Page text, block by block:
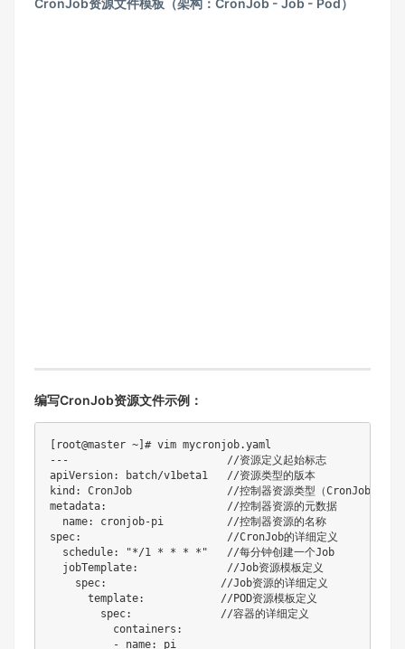
编写CronJob资源文件示例：
[root@master ~]# vim mycronjob.yaml
---                         //资源定义起始标志
apiVersion: batch/v1beta1   //资源类型的版本
kind: CronJob               //控制器资源类型（CronJob）
metadata:                   //控制器资源的元数据
name: cronjob-pi          //控制器资源的名称
spec:                       //CronJob的详细定义
schedule: "*/1 * * * *"   //每分钟创建一个Job
jobTemplate:              //Job资源模板定义
spec:                  //Job资源的详细定义
template:            //POD资源模板定义
spec:              //容器的详细定义
containers:
- name: pi